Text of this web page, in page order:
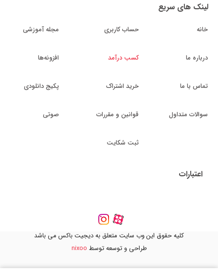
لینک های سریع
خانه
درباره ما
تماس با ما
سوالات متداول
حساب کاربری
کسب درآمد
خرید اشتراک
قوانین و مقررات
ثبت شکایت
مجله آموزشی
افزونه‌ها
پکیج دانلودی
صوتی
اعتبارات
کلیه حقوق این وب سایت متعلق به دیجیت باکس می باشد
طراحی و توسعه توسط nixoo